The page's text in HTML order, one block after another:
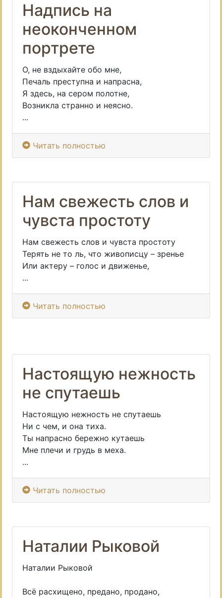
Надпись на
неоконченном
портрете
О, не вздыхайте обо мне,
Печаль преступна и напрасна,
Я здесь, на сером полотне,
Возникла странно и неясно.
...
Читать полностью
Нам свежесть слов и
чувста простоту
Нам свежесть слов и чувста простоту
Терять не то ль, что живописцу – зренье
Или актеру – голос и движенье,
...
Читать полностью
Настоящую нежность
не спутаешь
Настоящую нежность не спутаешь
Ни с чем, и она тиха.
Ты напрасно бережно кутаешь
Мне плечи и грудь в меха.
...
Читать полностью
Наталии Рыковой
Наталии Рыковой
Всё расхищено, предано, продано,